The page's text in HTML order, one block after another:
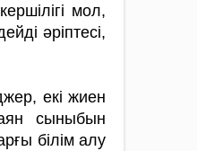
мол,
әріптесі,
екі жиен
сыныбын
білім алу